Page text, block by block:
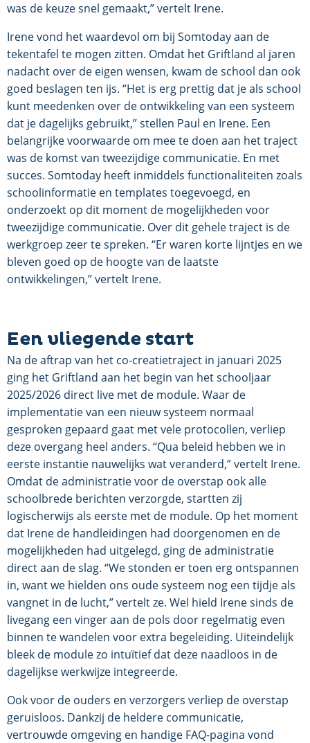
was de keuze snel gemaakt,” vertelt Irene.
Irene vond het waardevol om bij Somtoday aan de
tekentafel te mogen zitten. Omdat het Griftland al jaren
nadacht over de eigen wensen, kwam de school dan ook
goed beslagen ten ijs. “Het is erg prettig dat je als school
kunt meedenken over de ontwikkeling van een systeem
dat je dagelijks gebruikt,” stellen Paul en Irene. Een
belangrijke voorwaarde om mee te doen aan het traject
was de komst van tweezijdige communicatie. En met
succes. Somtoday heeft inmiddels functionaliteiten zoals
schoolinformatie en templates toegevoegd, en
onderzoekt op dit moment de mogelijkheden voor
tweezijdige communicatie. Over dit gehele traject is de
werkgroep zeer te spreken. “Er waren korte lijntjes en we
bleven goed op de hoogte van de laatste
ontwikkelingen,” vertelt Irene.
Een vliegende start
Na de aftrap van het co-creatietraject in januari 2025
ging het Griftland aan het begin van het schooljaar
2025/2026 direct live met de module. Waar de
implementatie van een nieuw systeem normaal
gesproken gepaard gaat met vele protocollen, verliep
deze overgang heel anders. “Qua beleid hebben we in
eerste instantie nauwelijks wat veranderd,” vertelt Irene.
Omdat de administratie voor de overstap ook alle
schoolbrede berichten verzorgde, startten zij
logischerwijs als eerste met de module. Op het moment
dat Irene de handleidingen had doorgenomen en de
mogelijkheden had uitgelegd, ging de administratie
direct aan de slag. “We stonden er toen erg ontspannen
in, want we hielden ons oude systeem nog een tijdje als
vangnet in de lucht,” vertelt ze. Wel hield Irene sinds de
livegang een vinger aan de pols door regelmatig even
binnen te wandelen voor extra begeleiding. Uiteindelijk
bleek de module zo intuïtief dat deze naadloos in de
dagelijkse werkwijze integreerde.
Ook voor de ouders en verzorgers verliep de overstap
geruisloos. Dankzij de heldere communicatie,
vertrouwde omgeving en handige FAQ-pagina vond